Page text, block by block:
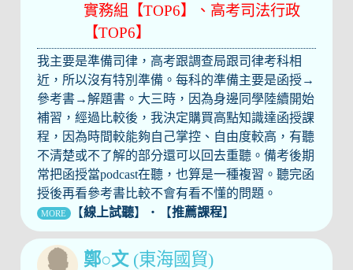
實務組【TOP6】、高考司法行政
【TOP6】
我主要是準備司律，高考跟調查局跟司律考科相
近，所以沒有特別準備。每科的準備主要是函授→
參考書→解題書。大三時，因為身邊同學陸續開始
補習，經過比較後，我決定購買高點知識達函授課
程，因為時間較能夠自己掌控、自由度較高，有聽
不清楚或不了解的部分還可以回去重聽。備考後期
常把函授當podcast在聽，也算是一種複習。聽完函
授後再看參考書比較不會有看不懂的問題。
MORE 【線上試聽】‧【推薦課程】
鄭○文(東海國貿)